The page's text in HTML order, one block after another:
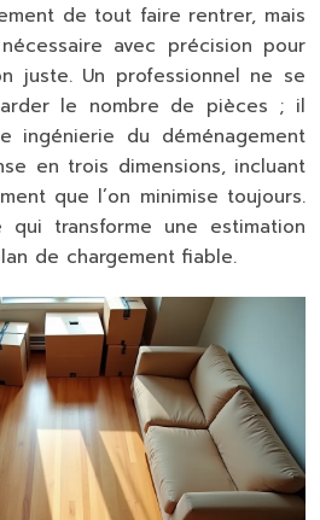
de tout faire rentrer, mais
avec précision pour
juste. Un professionnel ne se
le nombre de pièces ; il
ingénierie du déménagement
en trois dimensions, incluant
que l’on minimise toujours.
qui transforme une estimation
de chargement fiable.